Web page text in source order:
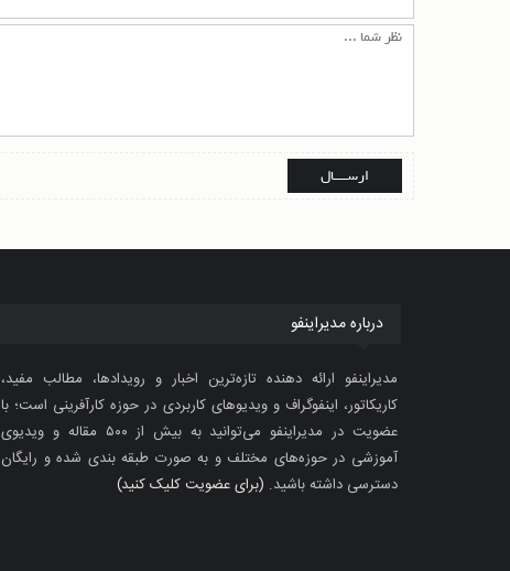
درباره مدیراینفو
مدیراینفو ارائه دهنده تازه‌ترین اخبار و رویدادها، مطالب مفید،
کاریکاتور، اینفوگراف و ویدیوهای کاربردی در حوزه کارآفرینی است؛ با
عضویت در مدیراینفو می‌توانید به بیش از ۵۰۰ مقاله و ویدیوی
آموزشی در حوزه‌های مختلف و به صورت طبقه بندی شده و رایگان
دسترسی داشته باشید. (برای عضویت کلیک کنید)